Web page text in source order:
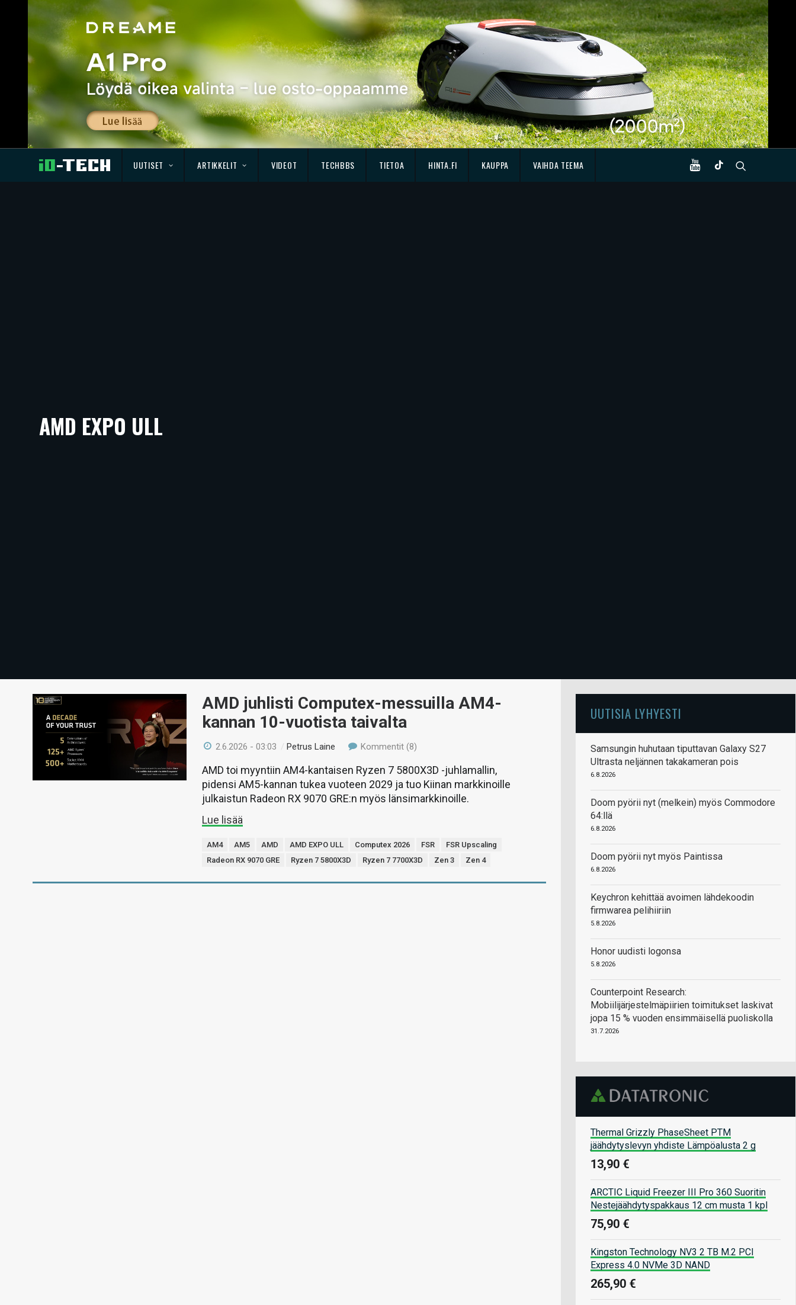
UUTISET ARTIKKELIT VIDEOT TECHBBS TIETOA HINTA.FI KAUPPA VAIHDA TEEMA
AMD EXPO ULL
AMD juhlisti Computex-messuilla AM4-
kannan 10-vuotista taivalta
2.6.2026 - 03:03 /Petrus Laine Kommentit (8)
AMD toi myyntiin AM4-kantaisen Ryzen 7 5800X3D -juhlamallin,
pidensi AM5-kannan tukea vuoteen 2029 ja tuo Kiinan markkinoille
julkaistun Radeon RX 9070 GRE:n myös länsimarkkinoille.
Lue lisää
AM4 AM5 AMD AMD EXPO ULL Computex 2026 FSR
FSR Upscaling
Radeon RX 9070 GRE
Ryzen 7 5800X3D Ryzen 7 7700X3D Zen 3 Zen 4
UUTISIA LYHYESTI
Samsungin huhutaan tiputtavan Galaxy S27
Ultrasta neljännen takakameran pois
6.8.2026
Doom pyörii nyt (melkein) myös Commodore
64:llä
6.8.2026
Doom pyörii nyt myös Paintissa
6.8.2026
Keychron kehittää avoimen lähdekoodin
firmwarea pelihiiriin
5.8.2026
Honor uudisti logonsa
5.8.2026
Counterpoint Research:
Mobiilijärjestelmäpiirien toimitukset laskivat
jopa 15 % vuoden ensimmäisellä puoliskolla
31.7.2026
Thermal Grizzly PhaseSheet PTM
jäähdytyslevyn yhdiste Lämpöalusta 2 g
13,90 €
ARCTIC Liquid Freezer III Pro 360 Suoritin
Nestejäähdytyspakkaus 12 cm musta 1 kpl
75,90 €
Kingston Technology NV3 2 TB M.2 PCI
Express 4.0 NVMe 3D NAND
265,90 €